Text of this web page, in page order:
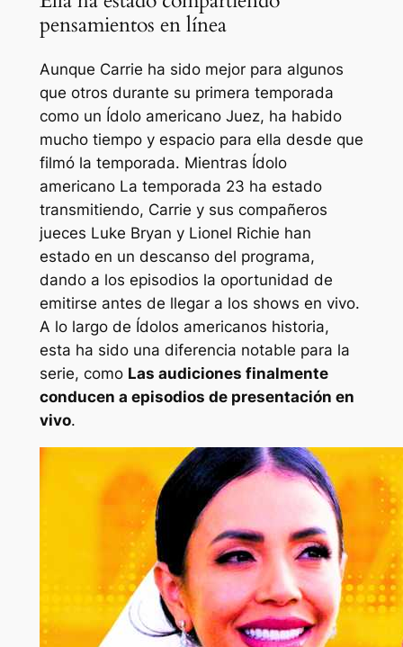
pensamientos en línea
Aunque Carrie ha sido mejor para algunos
que otros durante su primera temporada
como un Ídolo americano Juez, ha habido
mucho tiempo y espacio para ella desde que
filmó la temporada. Mientras Ídolo
americano La temporada 23 ha estado
transmitiendo, Carrie y sus compañeros
jueces Luke Bryan y Lionel Richie han
estado en un descanso del programa,
dando a los episodios la oportunidad de
emitirse antes de llegar a los shows en vivo.
A lo largo de Ídolos americanos historia,
esta ha sido una diferencia notable para la
serie, como Las audiciones finalmente
conducen a episodios de presentación en
vivo.